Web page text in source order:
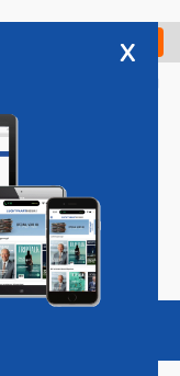
Check in
Vacatures
x